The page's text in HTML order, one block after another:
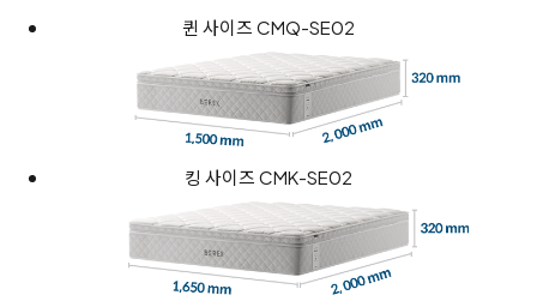
퀸 사이즈 CMQ-SE02
킹 사이즈 CMK-SE02